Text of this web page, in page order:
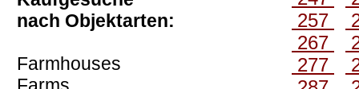
nach Objektarten:
Farmhouses
257
267
277